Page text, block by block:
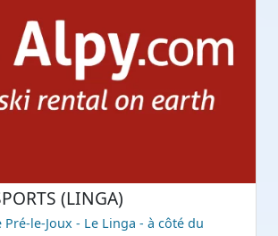
(LINGA)
Pré-le-Joux - Le Linga - à côté du